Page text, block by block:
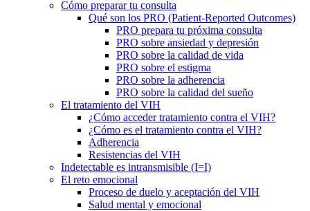
Cómo preparar tu consulta
Qué son los PRO (Patient-Reported Outcomes)
PRO prepara tu próxima consulta
PRO sobre ansiedad y depresión
PRO sobre la calidad de vida
PRO sobre el estigma
PRO sobre la adherencia
PRO sobre la calidad del sueño
El tratamiento del VIH
¿Cómo acceder tratamiento contra el VIH?
¿Cómo es el tratamiento contra el VIH?
Adherencia
Resistencias del VIH
Indetectable es intransmisible (I=I)
El reto emocional
Proceso de duelo y aceptación del VIH
Salud mental y emocional